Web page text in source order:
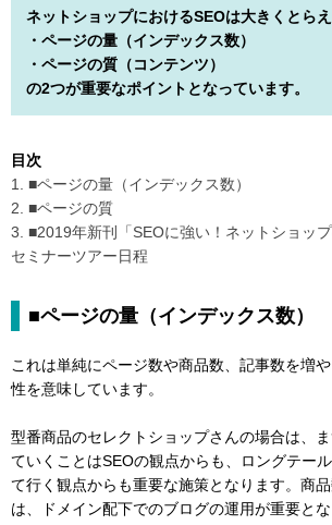
ネットショップにおけるSEOは大きくとらえ
・ページの量（インデックス数）
・ページの質（コンテンツ）
の2つが重要なポイントとなっています。
目次
1. ■ページの量（インデックス数）
2. ■ページの質
3. ■2019年新刊「SEOに強い！ネットショッ
セミナーツアー日程
■ページの量（インデックス数）
これは単純にページ数や商品数、記事数を増
性を意味しています。
型番商品のセレクトショップさんの場合は、
ていくことはSEOの観点からも、ロングテー
て行く観点からも重要な施策となります。商
は、ドメイン配下でのブログの運用が重要とな